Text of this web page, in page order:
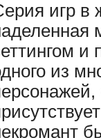
игр в
и
из